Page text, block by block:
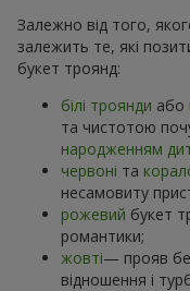
Залежно від того,
залежить те, які
букет троянд:
білі троянди або
та чистотою
народженням
червоні та
несамовиту
рожевий букет
романтики;
жовті— прояв
відношення і